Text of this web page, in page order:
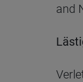
and